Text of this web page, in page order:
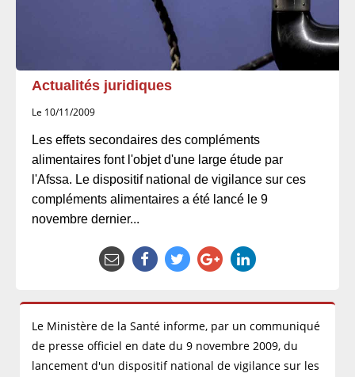
Actualités juridiques
Le 10/11/2009
Les effets secondaires des compléments
alimentaires font l'objet d'une large étude par
l'Afssa. Le dispositif national de vigilance sur ces
compléments alimentaires a été lancé le 9
novembre dernier...
Le Ministère de la Santé informe, par un communiqué
de presse officiel en date du 9 novembre 2009, du
lancement d'un dispositif national de vigilance sur les